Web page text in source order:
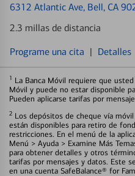
6312 Atlantic Ave, Bell, CA
2.3 millas de distancia
Programe una cita | Detalles
1 La Banca Móvil requiere que
Móvil y puede no estar disponible
Pueden aplicarse tarifas por
2 Los depósitos de cheque vía
están disponibles para retiro de
restricciones. En el menú de la
Menú > Ayuda > Examine Más
para obtener detalles y otros
tarifas por mensajes y datos. Este
en una cuenta SafeBalance® for